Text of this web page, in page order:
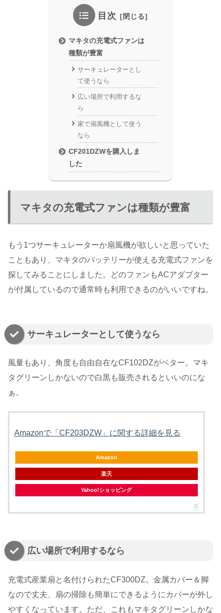
目次
マキタの充電式ファンは
種類が豊富
サーキュレーターとし
て使うなら
広い場所で利用するな
ら
家で扇風機として使う
なら
CF201DZWを購入しま
した
マキタの充電式ファンは種類が豊富
もう1つサーキュレーターか扇風機が欲しいと思っていた
こともあり、マキタのバッテリーが使える充電式ファンを
探してみることにしました。どのファンもACアダプター
が付属しているので通常時も利用できるのがいいですね。
サーキュレーターとして使うなら
風量もあり、角度も自由自在なCF102DZがベター。マキ
タグリーンしかないので白黒も販売されるといいのにな
ぁ。
Amazonで「CF203DZW」に関する詳細を見る
Amazon
楽天
Yahoo!ショッピング
広い場所で利用するなら
充電式産業扇と名付けられたCF300DZ。金属カバー＆脚
なので丈夫、扇の掃除も簡単にできるようにカバーが外し
やすくなっています。ただ、これもマキタグリーンしかな